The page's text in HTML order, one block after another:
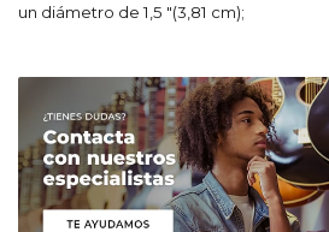
un diámetro de 1,5 "(3,81 cm);